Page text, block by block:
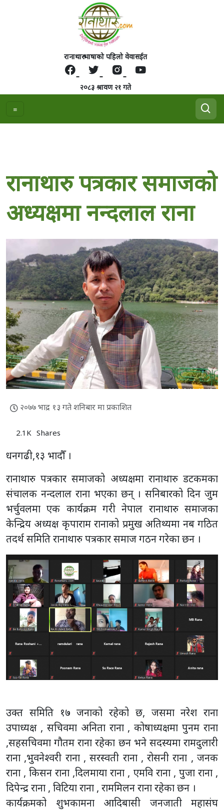
रानाथारु भाषाको पहिलो वेवासईत
२०८३ श्रावण २१ गते
रानाथारु पत्रकार समाजको
अध्यक्षमा नन्दलाल राना
२०७७ भाद्र १३ गते शनिबार मा प्रकाशित
2.1K Shares
धनगढी,१३ भादाैँ ।
रानाथारु पत्रकार समाजको अध्यक्षमा रानाथारु डटकमका
संचालक नन्दलाल राना भएका छन् । सनिबारको दिन जुम
भर्चुवलमा एक कार्यक्रम गरी नेपाल रानाथारु समाजका
केन्द्रिय अध्यक्ष कृपाराम रानाको प्रमुख अतिथ्यमा नब गठित
तदर्थ समिति रानाथारु पत्रकार समाज गठन गरेका छन ।
उक्त समिति १७ जनाको रहेको छ, जसमा नरेश राना
उपाध्यक्ष , सचिवमा अनिता राना , कोषाध्यक्षमा पुनम राना
,सहसचिवमा गौतम राना रहेका छन भने सदस्यमा रामदुलारी
राना ,भुवनेश्वरी राना , सरस्वती राना , रोसनी राना , जनक
राना , किसन राना ,दिलमाया राना , एमवि राना , पुजा राना ,
दिपेन्द्र राना , विटिया राना , राममिलन राना रहेका छन ।
कार्यक्रमको शुभकामना आदिबासी जनजाती महासंघ